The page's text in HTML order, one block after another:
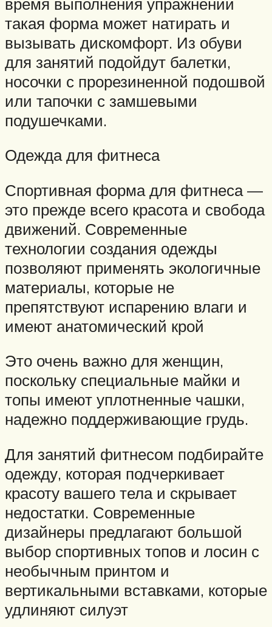
такая форма может натирать и
вызывать дискомфорт. Из обуви
для занятий подойдут балетки,
носочки с прорезиненной подошвой
или тапочки с замшевыми
подушечками.
Одежда для фитнеса
Спортивная форма для фитнеса —
это прежде всего красота и свобода
движений. Современные
технологии создания одежды
позволяют применять экологичные
материалы, которые не
препятствуют испарению влаги и
имеют анатомический крой
Это очень важно для женщин,
поскольку специальные майки и
топы имеют уплотненные чашки,
надежно поддерживающие грудь.
Для занятий фитнесом подбирайте
одежду, которая подчеркивает
красоту вашего тела и скрывает
недостатки. Современные
дизайнеры предлагают большой
выбор спортивных топов и лосин с
необычным принтом и
вертикальными вставками, которые
удлиняют силуэт